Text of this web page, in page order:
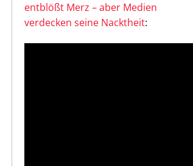
entblößt Merz – aber Medien
verdecken seine Nacktheit: